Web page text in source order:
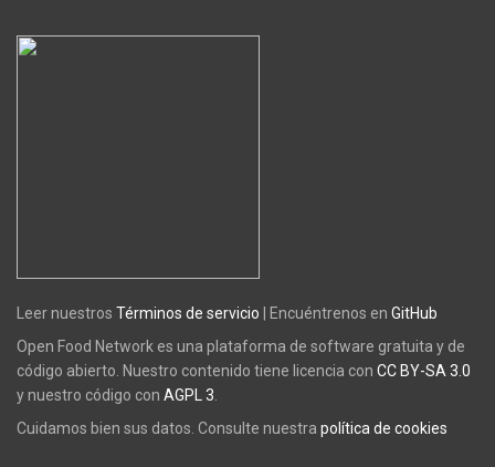
Leer nuestros Términos de servicio | Encuéntrenos en GitHub
Open Food Network es una plataforma de software gratuita y de
código abierto. Nuestro contenido tiene licencia con CC BY-SA 3.0
y nuestro código con AGPL 3
Cuidamos bien sus datos. Consulte nuestra política de cookies